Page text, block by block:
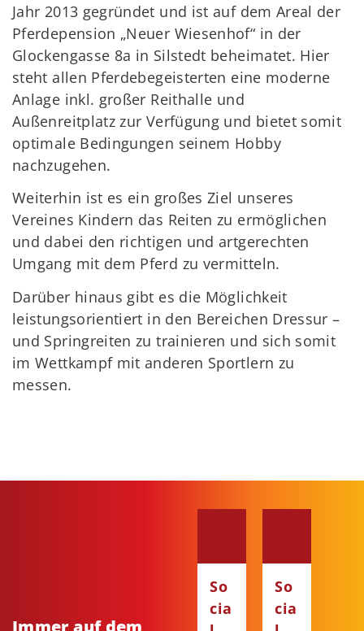
Jahr 2013 gegründet und ist auf dem Areal der
Pferdepension „Neuer Wiesenhof“ in der
Glockengasse 8a in Silstedt beheimatet. Hier
steht allen Pferdebegeisterten eine moderne
Anlage inkl. großer Reithalle und
Außenreitplatz zur Verfügung und bietet somit
optimale Bedingungen seinem Hobby
nachzugehen.
Weiterhin ist es ein großes Ziel unseres
Vereines Kindern das Reiten zu ermöglichen
und dabei den richtigen und artgerechten
Umgang mit dem Pferd zu vermitteln.
Darüber hinaus gibt es die Möglichkeit
leistungsorientiert in den Bereichen Dressur –
und Springreiten zu trainieren und sich somit
im Wettkampf mit anderen Sportlern zu
messen.
Immer auf dem
So
cia
So
cia